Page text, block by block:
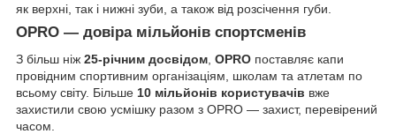
як верхні, так і нижні зуби, а також від розсічення губи.
OPRO — довіра мільйонів спортсменів
З більш ніж 25-річним досвідом OPRO поставляє капи
провідним спортивним організаціям, школам та атлетам по
всьому світу. Більше 10 мільйонів користувачів вже
захистили свою усмішку разом з OPRO — захист, перевірений
часом.